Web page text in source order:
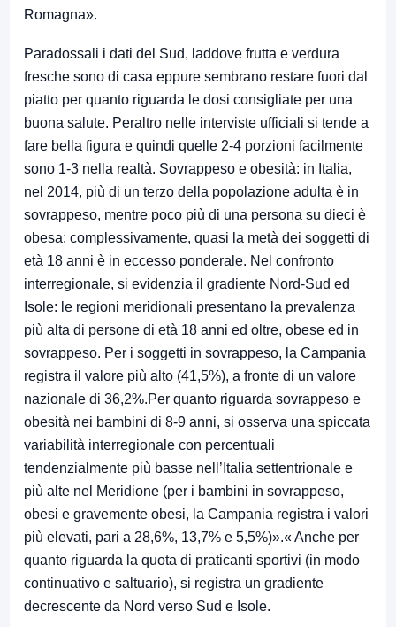
Romagna».
Paradossali i dati del Sud, laddove frutta e verdura
fresche sono di casa eppure sembrano restare fuori dal
piatto per quanto riguarda le dosi consigliate per una
buona salute. Peraltro nelle interviste ufficiali si tende a
fare bella figura e quindi quelle 2-4 porzioni facilmente
sono 1-3 nella realtà. Sovrappeso e obesità: in Italia,
nel 2014, più di un terzo della popolazione adulta è in
sovrappeso, mentre poco più di una persona su dieci è
obesa: complessivamente, quasi la metà dei soggetti di
età 18 anni è in eccesso ponderale. Nel confronto
interregionale, si evidenzia il gradiente Nord-Sud ed
Isole: le regioni meridionali presentano la prevalenza
più alta di persone di età 18 anni ed oltre, obese ed in
sovrappeso. Per i soggetti in sovrappeso, la Campania
registra il valore più alto (41,5%), a fronte di un valore
nazionale di 36,2%.Per quanto riguarda sovrappeso e
obesità nei bambini di 8-9 anni, si osserva una spiccata
variabilità interregionale con percentuali
tendenzialmente più basse nell’Italia settentrionale e
più alte nel Meridione (per i bambini in sovrappeso,
obesi e gravemente obesi, la Campania registra i valori
più elevati, pari a 28,6%, 13,7% e 5,5%)».« Anche per
quanto riguarda la quota di praticanti sportivi (in modo
continuativo e saltuario), si registra un gradiente
decrescente da Nord verso Sud e Isole.